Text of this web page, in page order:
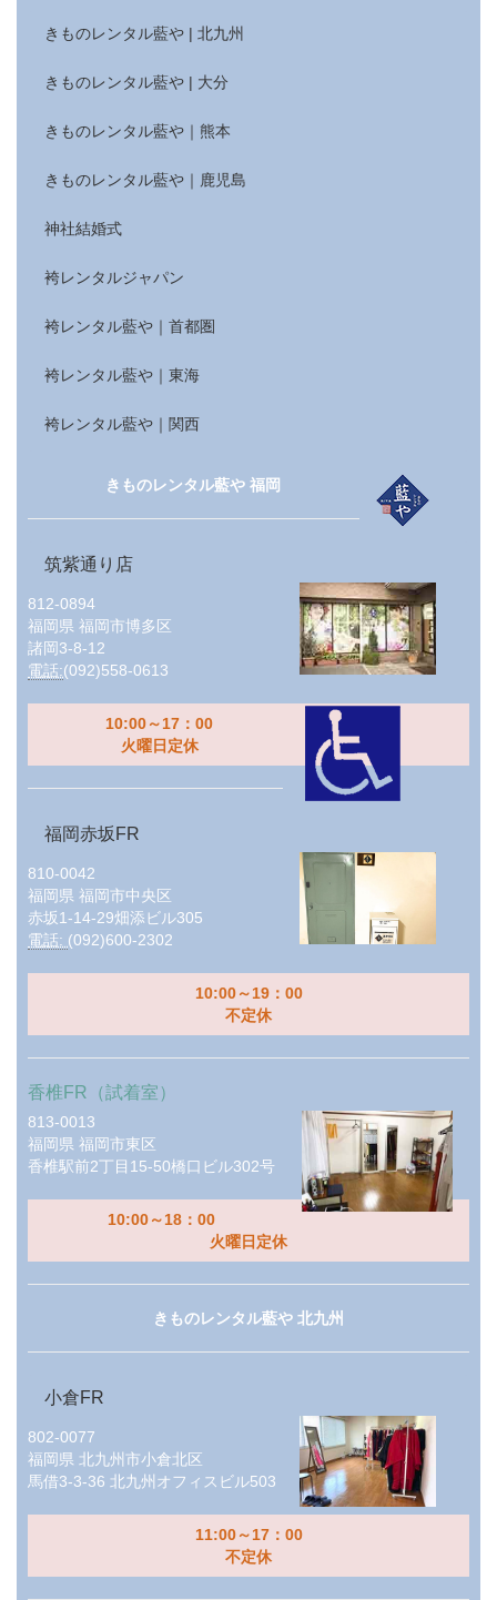
きものレンタル藍や | 北九州
きものレンタル藍や | 大分
きものレンタル藍や｜熊本
きものレンタル藍や｜鹿児島
神社結婚式
袴レンタルジャパン
袴レンタル藍や｜首都圏
袴レンタル藍や｜東海
袴レンタル藍や｜関西
きものレンタル藍や 福岡
筑紫通り店
812-0894
福岡県 福岡市博多区
諸岡3-8-12
電話:(092)558-0613
10:00～17：00
火曜日定休
福岡赤坂FR
810-0042
福岡県 福岡市中央区
赤坂1-14-29畑添ビル305
電話: (092)600-2302
10:00～19：00
不定休
香椎FR（試着室）
813-0013
福岡県 福岡市東区
香椎駅前2丁目15-50橋口ビル302号
10:00～18：00
火曜日定休
きものレンタル藍や 北九州
小倉FR
802-0077
福岡県 北九州市小倉北区
馬借3-3-36 北九州オフィスビル503
11:00～17：00
不定休